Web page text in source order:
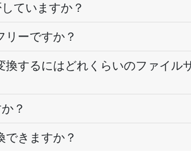
ていますか？
ーですか？
するにはどれくらいのファイル
？
きますか？